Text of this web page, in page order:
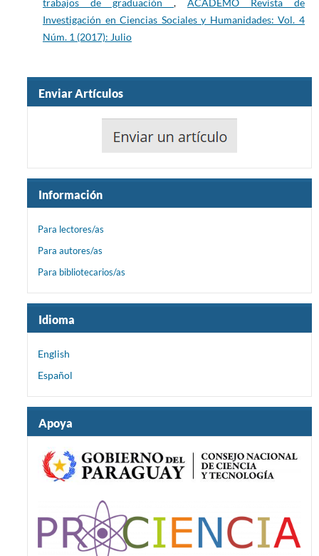
Investigación en Ciencias Sociales y Humanidades: Vol. 4
Núm. 1 (2017): Julio
Enviar Artículos
Información
Para lectores/as
Para autores/as
Para bibliotecarios/as
Idioma
English
Español
Apoya